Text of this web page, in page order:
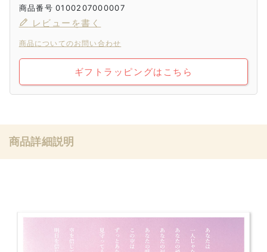
商品番号 0100207000007
レビューを書く
商品についてのお問い合わせ
ギフトラッピングはこちら
商品詳細説明